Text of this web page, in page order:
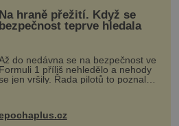
Na hraně přežití. Když se
bezpečnost teprve hledala
do nedávna se na bezpečnost ve
Formuli 1 příliš nehledělo a nehody
jen vršily. Řada pilotů to poznala
vlastní kůži, často s trvalými
nebo bohužel i ztrátou
Dnes nepochopiteln...